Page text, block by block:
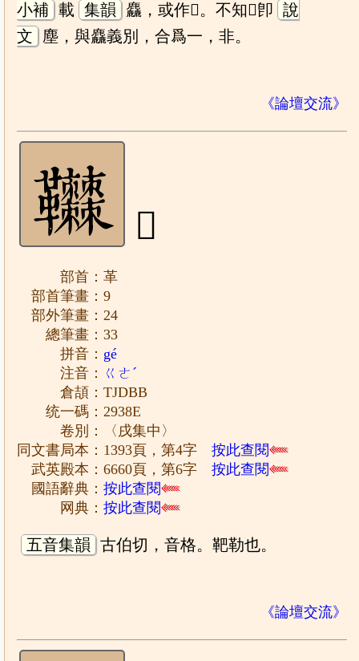
小補 載 集韻 麤，或作𡔙。不知𡔙卽 說
文
塵，與麤義別，合爲一，非。
《論壇交流》
𩎎
部首：革
部首筆畫：9
部外筆畫：24
總筆畫：33
拼音： gé
注音： ㄍㄜˊ
倉頡：TJDBB
统一碼：2938E
卷別：〈戌集中〉
同文書局本：1393頁，第4字按此查閱
武英殿本：6660頁，第6字按此查閱
國語辭典：按此查閱
网典：按此查閱
五音集韻 古伯切，音格。靶勒也。
《論壇交流》